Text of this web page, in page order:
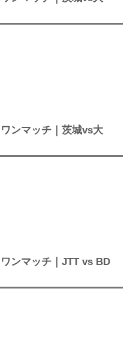
ンマッチ｜茨城vs大
ンマッチ｜JTT vs BD